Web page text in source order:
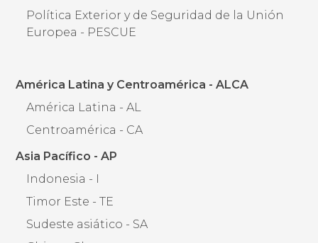
Política Exterior y de Seguridad de la Unión
Europea - PESCUE
América Latina y Centroamérica - ALCA
América Latina - AL
Centroamérica - CA
Asia Pacífico - AP
Indonesia - I
Timor Este - TE
Sudeste asiático - SA